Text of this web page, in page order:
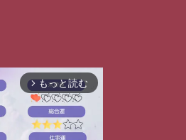
arrow_forward_ios もっと読む